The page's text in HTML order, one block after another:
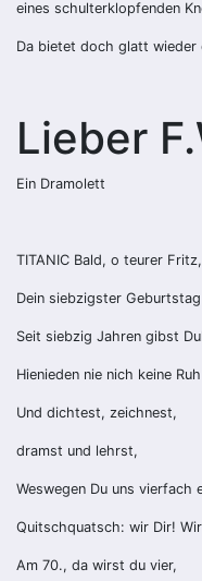
eines schulterklopfenden
Da bietet doch glatt wieder
Lieber
Ein Dramolett
TITANIC Bald, o teurer Fritz,
Dein siebzigster
Seit siebzig Jahren gibst
Hienieden nie nich keine Ruh
Und dichtest, zeichnest,
dramst und lehrst,
Weswegen Du uns vierfach
Quitschquatsch: wir Dir!
Am 70., da wirst du vier,